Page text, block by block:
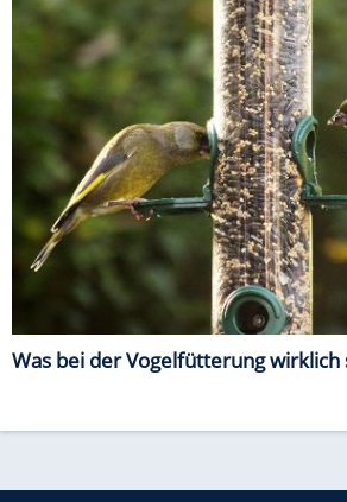
Was bei der Vogelfütterung wirklich